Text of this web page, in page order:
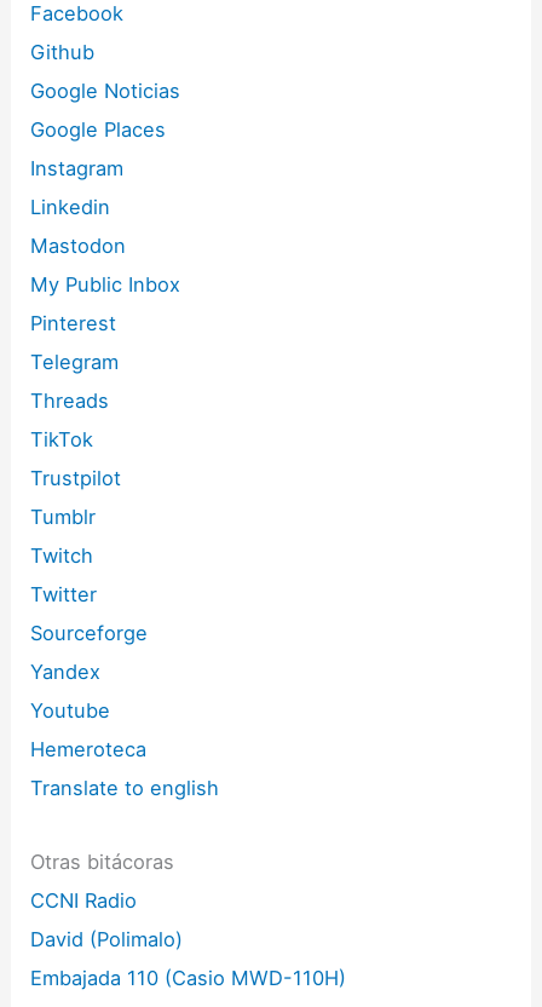
Facebook
Github
Google Noticias
Google Places
Instagram
Linkedin
Mastodon
My Public Inbox
Pinterest
Telegram
Threads
TikTok
Trustpilot
Tumblr
Twitch
Twitter
Sourceforge
Yandex
Youtube
Hemeroteca
Translate to english
Otras bitácoras
CCNI Radio
David (Polimalo)
Embajada 110 (Casio MWD-110H)